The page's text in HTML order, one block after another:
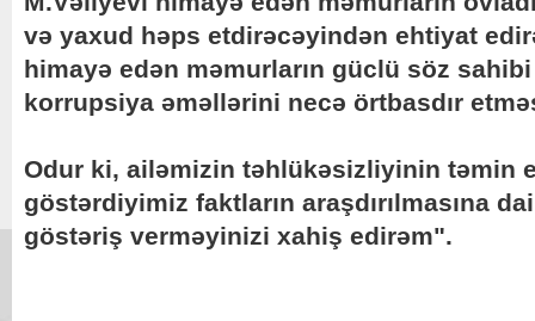
və yaxud həps etdirəcəyindən ehtiyat
himayə edən məmurların güclü söz
korrupsiya əməllərini necə örtbasdır
Odur ki, ailəmizin təhlükəsizliyinin təmin
göstərdiyimiz faktların araşdırılmasına
göstəriş verməyinizi xahiş edirəm".